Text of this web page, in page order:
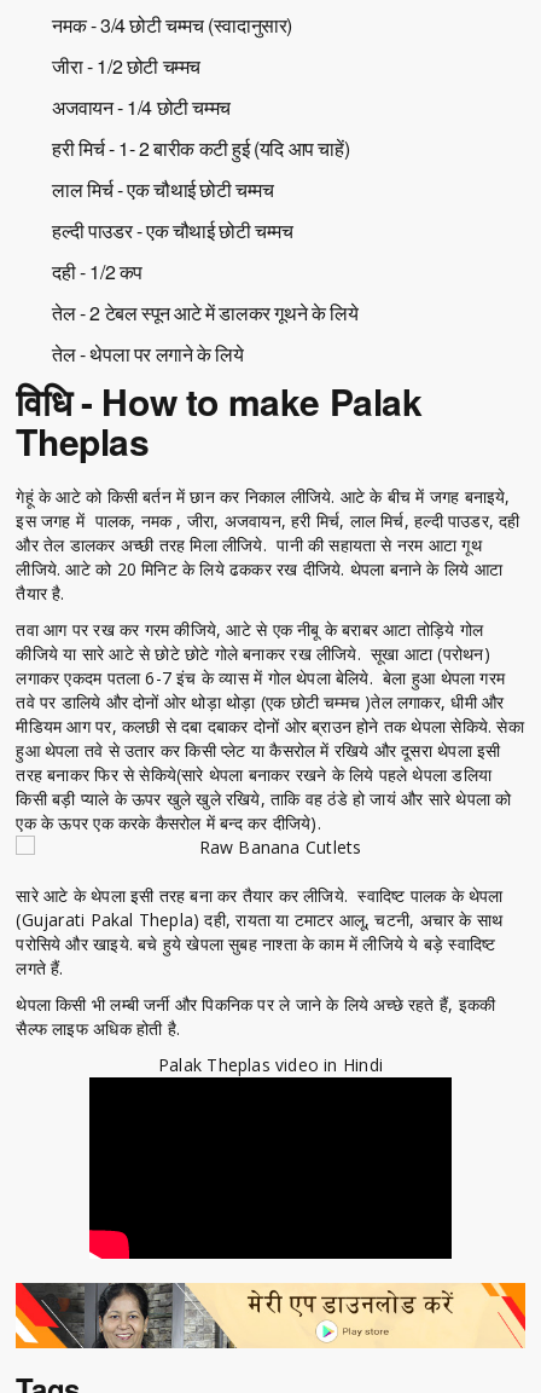
नमक - 3/4 छोटी चम्मच (स्वादानुसार)
जीरा - 1/2 छोटी चम्मच
अजवायन - 1/4 छोटी चम्मच
हरी मिर्च - 1- 2 बारीक कटी हुई (यदि आप चाहें)
लाल मिर्च - एक चौथाई छोटी चम्मच
हल्दी पाउडर - एक चौथाई छोटी चम्मच
दही - 1/2 कप
तेल - 2 टेबल स्पून आटे में डालकर गूथने के लिये
तेल - थेपला पर लगाने के लिये
विधि - How to make Palak
Theplas
गेहूं के आटे को किसी बर्तन में छान कर निकाल लीजिये. आटे के बीच में जगह बनाइये,
इस जगह में पालक, नमक , जीरा, अजवायन, हरी मिर्च, लाल मिर्च, हल्दी पाउडर, दही
और तेल डालकर अच्छी तरह मिला लीजिये. पानी की सहायता से नरम आटा गूथ
लीजिये. आटे को 20 मिनिट के लिये ढककर रख दीजिये. थेपला बनाने के लिये आटा
तैयार है.
तवा आग पर रख कर गरम कीजिये, आटे से एक नीबू के बराबर आटा तोड़िये गोल
कीजिये या सारे आटे से छोटे छोटे गोले बनाकर रख लीजिये. सूखा आटा (परोथन)
लगाकर एकदम पतला 6-7 इंच के व्यास में गोल थेपला बेलिये. बेला हुआ थेपला गरम
तवे पर डालिये और दोनों ओर थोड़ा थोड़ा (एक छोटी चम्मच )तेल लगाकर, धीमी और
मीडियम आग पर, कलछी से दबा दबाकर दोनों ओर ब्राउन होने तक थेपला सेकिये. सेका
हुआ थेपला तवे से उतार कर किसी प्लेट या कैसरोल में रखिये और दूसरा थेपला इसी
तरह बनाकर फिर से सेकिये(सारे थेपला बनाकर रखने के लिये पहले थेपला डलिया
किसी बड़ी प्याले के ऊपर खुले खुले रखिये, ताकि वह ठंडे हो जायं और सारे थेपला को
एक के ऊपर एक करके कैसरोल में बन्द कर दीजिये).
सारे आटे के थेपला इसी तरह बना कर तैयार कर लीजिये. स्वादिष्ट पालक के थेपला
(Gujarati Pakal Thepla) दही, रायता या टमाटर आलू, चटनी, अचार के साथ
परोसिये और खाइये. बचे हुये खेपला सुबह नाश्ता के काम में लीजिये ये बड़े स्वादिष्ट
लगते हैं.
थेपला किसी भी लम्बी जर्नी और पिकनिक पर ले जाने के लिये अच्छे रहते हैं, इककी
सैल्फ लाइफ अधिक होती है.
Palak Theplas video in Hindi